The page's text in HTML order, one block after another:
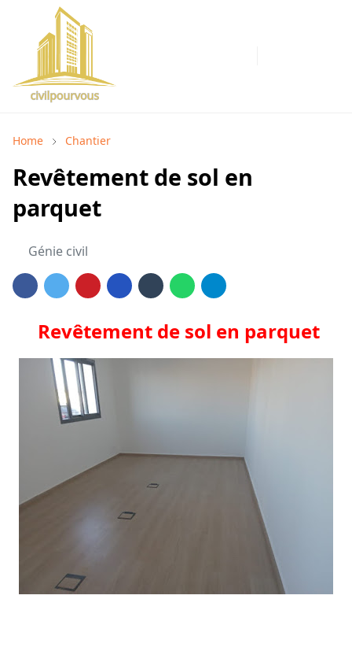
Home Chantier
Revêtement de sol en
parquet
Génie civil
Revêtement de sol en parquet